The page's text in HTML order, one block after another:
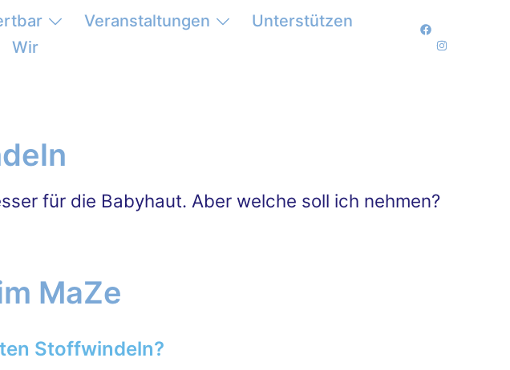
Veranstaltungen
Unterstützen
Wir
für die Babyhaut. Aber welche soll ich nehmen?
MaZe
Stoffwindeln?